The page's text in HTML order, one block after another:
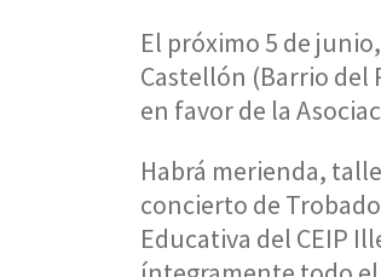
El próximo 5 de
Castellón (Barrio del
en favor de la
Habrá merienda,
concierto de
Educativa del CEIP